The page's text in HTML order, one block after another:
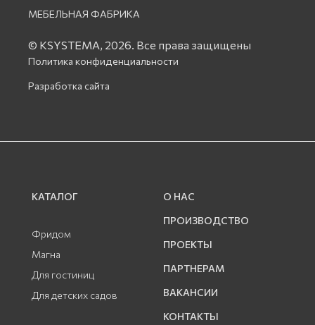
МЕБЕЛЬНАЯ ФАБРИКА
© KSYSTEMA, 2026. Все права защищены
Политика конфиденциальности
Разработка сайта
КАТАЛОГ
Фридом
Магна
Для гостиниц
Для детских садов
О НАС
ПРОИЗВОДСТВО
ПРОЕКТЫ
ПАРТНЕРАМ
ВАКАНСИИ
КОНТАКТЫ